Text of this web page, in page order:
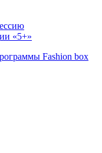
«5+»
Fashion box